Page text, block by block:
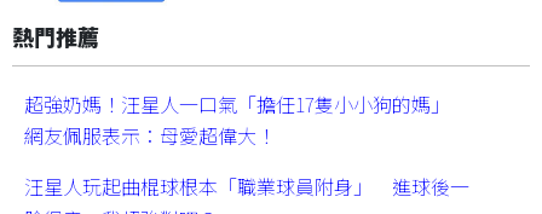
熱門推薦
超強奶媽！汪星人一口氣「擔任17隻小小狗的媽」
網友佩服表示：母愛超偉大！
汪星人玩起曲棍球根本「職業球員附身」 進球後一